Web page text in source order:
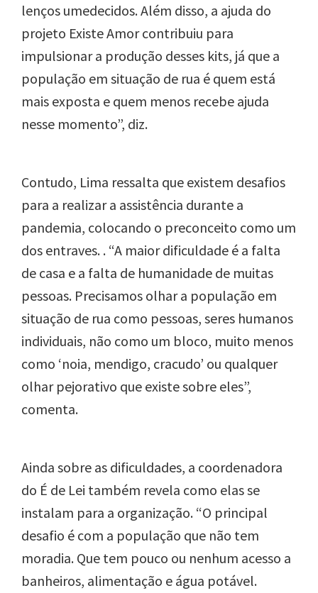
lenços umedecidos. Além disso, a ajuda do
projeto Existe Amor contribuiu para
impulsionar a produção desses kits, já que a
população em situação de rua é quem está
mais exposta e quem menos recebe ajuda
nesse momento”, diz.
Contudo, Lima ressalta que existem desafios
para a realizar a assistência durante a
pandemia, colocando o preconceito como um
dos entraves. . “A maior dificuldade é a falta
de casa e a falta de humanidade de muitas
pessoas. Precisamos olhar a população em
situação de rua como pessoas, seres humanos
individuais, não como um bloco, muito menos
como ‘noia, mendigo, cracudo’ ou qualquer
olhar pejorativo que existe sobre eles”,
comenta.
Ainda sobre as dificuldades, a coordenadora
do É de Lei também revela como elas se
instalam para a organização. “O principal
desafio é com a população que não tem
moradia. Que tem pouco ou nenhum acesso a
banheiros, alimentação e água potável.